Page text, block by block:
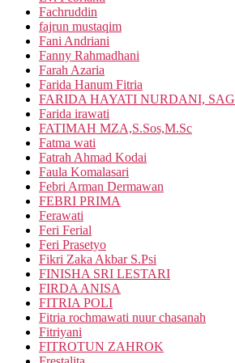
Fachruddin
fajrun mustaqim
Fani Andriani
Fanny Rahmadhani
Farah Azaria
Farida Hanum Fitria
FARIDA HAYATI NURDANI, SAG
Farida irawati
FATIMAH MZA,S.Sos,M.Sc
Fatma wati
Fatrah Ahmad Kodai
Faula Komalasari
Febri Arman Dermawan
FEBRI PRIMA
Ferawati
Feri Ferial
Feri Prasetyo
Fikri Zaka Akbar S.Psi
FINISHA SRI LESTARI
FIRDA ANISA
FITRIA POLI
Fitria rochmawati nuur chasanah
Fitriyani
FITROTUN ZAHROK